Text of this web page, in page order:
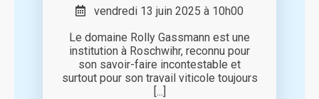
vendredi 13 juin 2025 à 10h00
Le domaine Rolly Gassmann est une
institution à Roschwihr, reconnu pour
son savoir-faire incontestable et
surtout pour son travail viticole toujours
[...]